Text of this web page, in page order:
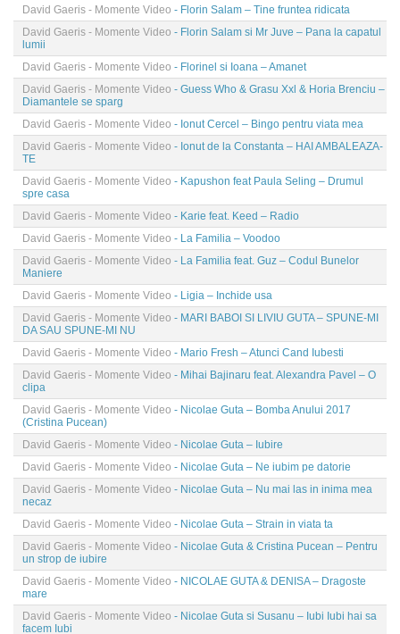
David Gaeris - Momente Video - Florin Salam – Tine fruntea ridicata
David Gaeris - Momente Video - Florin Salam si Mr Juve – Pana la capatul
lumii
David Gaeris - Momente Video - Florinel si Ioana – Amanet
David Gaeris - Momente Video - Guess Who & Grasu Xxl & Horia Brenciu –
Diamantele se sparg
David Gaeris - Momente Video - Ionut Cercel – Bingo pentru viata mea
David Gaeris - Momente Video - Ionut de la Constanta – HAI AMBALEAZA-
TE
David Gaeris - Momente Video - Kapushon feat Paula Seling – Drumul
spre casa
David Gaeris - Momente Video - Karie feat. Keed – Radio
David Gaeris - Momente Video - La Familia – Voodoo
David Gaeris - Momente Video - La Familia feat. Guz – Codul Bunelor
Maniere
David Gaeris - Momente Video - Ligia – Inchide usa
David Gaeris - Momente Video - MARI BABOI SI LIVIU GUTA – SPUNE-MI
DA SAU SPUNE-MI NU
David Gaeris - Momente Video - Mario Fresh – Atunci Cand Iubesti
David Gaeris - Momente Video - Mihai Bajinaru feat. Alexandra Pavel – O
clipa
David Gaeris - Momente Video - Nicolae Guta – Bomba Anului 2017
(Cristina Pucean)
David Gaeris - Momente Video - Nicolae Guta – Iubire
David Gaeris - Momente Video - Nicolae Guta – Ne iubim pe datorie
David Gaeris - Momente Video - Nicolae Guta – Nu mai las in inima mea
necaz
David Gaeris - Momente Video - Nicolae Guta – Strain in viata ta
David Gaeris - Momente Video - Nicolae Guta & Cristina Pucean – Pentru
un strop de iubire
David Gaeris - Momente Video - NICOLAE GUTA & DENISA – Dragoste
mare
David Gaeris - Momente Video - Nicolae Guta si Susanu – Iubi Iubi hai sa
facem Iubi